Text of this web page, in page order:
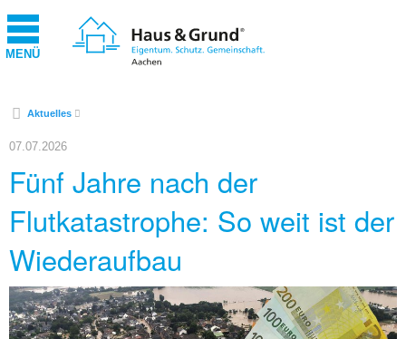
MENÜ
Aktuelles
07.07.2026
Fünf Jahre nach der
Flutkatastrophe: So weit ist der
Wiederaufbau